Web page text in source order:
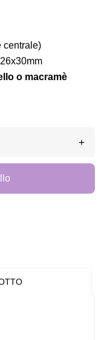
centrale)
o macramè
+